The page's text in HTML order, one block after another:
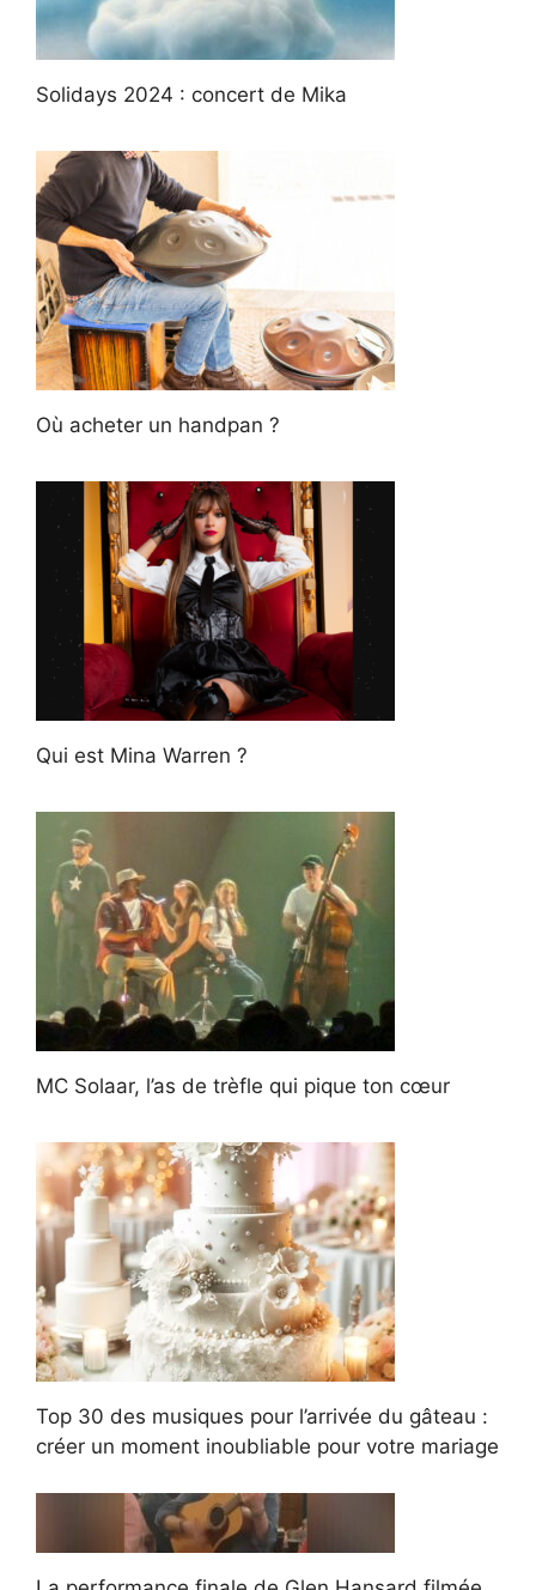
Solidays 2024 : concert de Mika
Où acheter un handpan ?
Qui est Mina Warren ?
MC Solaar, l’as de trèfle qui pique ton cœur
Top 30 des musiques pour l’arrivée du gâteau :
créer un moment inoubliable pour votre mariage